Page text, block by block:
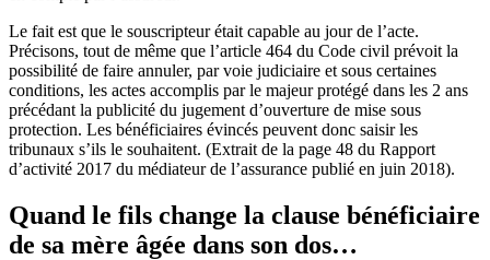
Le fait est que le souscripteur était capable au jour de l’acte.
Précisons, tout de même que l’article 464 du Code civil prévoit la
possibilité de faire annuler, par voie judiciaire et sous certaines
conditions, les actes accomplis par le majeur protégé dans les 2 ans
précédant la publicité du jugement d’ouverture de mise sous
protection. Les bénéficiaires évincés peuvent donc saisir les
tribunaux s’ils le souhaitent. (Extrait de la page 48 du Rapport
d’activité 2017 du médiateur de l’assurance publié en juin 2018).
Quand le fils change la clause bénéficiaire
de sa mère âgée dans son dos…